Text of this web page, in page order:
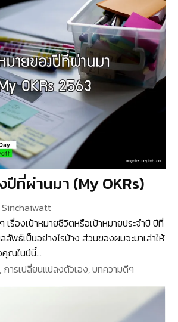
ปีที่ผ่านมา (My OKRs)
Sirichaiwatt
รื่องเป้าหมายชีวิตหรือเป้าหมายประจำปี ปีที่
พธ์เป็นอย่างไรบ้าง ส่วนของผมจะมาเล่าให้
คุณในปีนี้…
การเปลี่ยนแปลงตัวเอง,บทความดีๆ